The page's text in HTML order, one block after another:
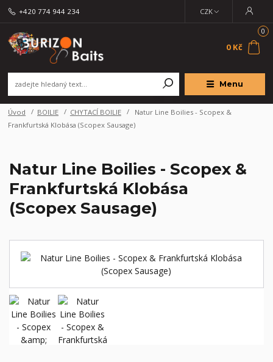
Menu
CZK
+420 774 944 234
0
0 Kč
Úvod BOILIE CHYTACÍ BOILIE
Natur Line Boilies - Scopex &
Frankfurtská Klobása (Scopex Sausage)
Natur Line Boilies - Scopex &
Frankfurtská Klobása
(Scopex Sausage)